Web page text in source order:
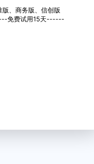
版、商务版、信创版
免费试用15天------